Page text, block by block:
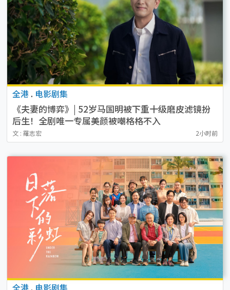
全港 . 电影剧集
《夫妻的博弈》| 52岁马国明被下重十级磨皮滤镜扮
后生！全剧唯一专属美颜被嘲格格不入
文 : 羅志宏 2小时前
全港 . 电影剧集